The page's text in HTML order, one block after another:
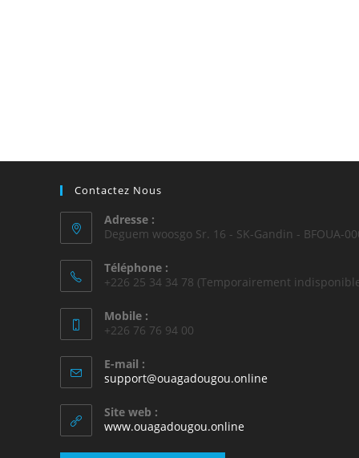
Contactez Nous
Adresse :
Deguem woosgo Sr. 16 - SK-Gandin - BFOUA-
Téléphone :
+226 25 34 34 78 (Temporairement
Mobile :
+226 76 76 94 00
E-mail :
support@ouagadougou.online
Site web :
www.ouagadougou.online